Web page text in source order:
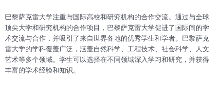
巴黎萨克雷大学注重与国际高校和研究机构的合作交流。通过与全球
顶尖大学和研究机构的合作项目，巴黎萨克雷大学促进了国际间的学
术交流与合作，并吸引了来自世界各地的优秀学生和学者。巴黎萨克
雷大学的学科覆盖广泛，涵盖自然科学、工程技术、社会科学、人文
艺术等多个领域。学生可以选择在不同领域深入学习和研究，并获得
丰富的学术经验和知识。